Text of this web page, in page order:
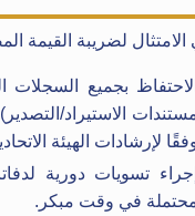
الامتثال لضريبة القيمة
الاحتفاظ بجميع السجلات
الاستيراد/
لإرشادات الهيئة
إجراء تسويات دورية
في وقت مبكر.